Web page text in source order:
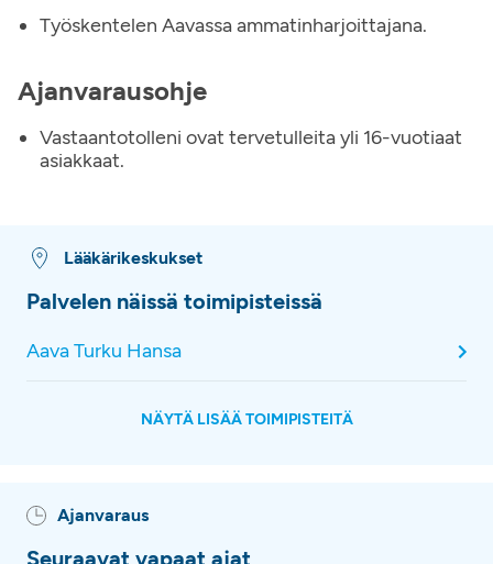
Työskentelen Aavassa ammatinharjoittajana.
Ajanvarausohje
Vastaantotolleni ovat tervetulleita yli 16-vuotiaat
asiakkaat.
Lääkärikeskukset
Palvelen näissä toimipisteissä
Aava Turku Hansa
NÄYTÄ LISÄÄ TOIMIPISTEITÄ
Ajanvaraus
Seuraavat vapaat ajat